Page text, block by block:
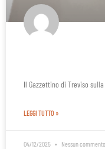
Il Gazzettino di Treviso
LEGGI TUTTO »
04/12/2025 Nessun commento